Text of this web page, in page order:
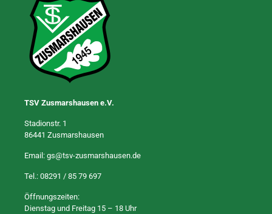
TSV Zusmarshausen e.V.
Stadionstr. 1
86441 Zusmarshausen
Email: gs@tsv-zusmarshausen.de
Tel.: 08291 / 85 79 697
Öffnungszeiten:
Dienstag und Freitag 15 – 18 Uhr